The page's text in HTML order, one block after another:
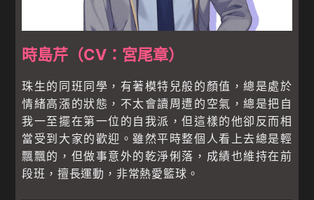
時島芹（CV：宮尾章）
珠生的同班同學，有著模特兒般的顏值，總是處於
情緒高漲的狀態，不太會讀周遭的空氣，總是把自
我一至擺在第一位的自我派，但這樣的他卻反而相
當受到大家的歡迎。雖然平時整個人看上去總是輕
飄飄的，但做事意外的乾淨俐落，成績也維持在前
段班，擅長運動，非常熱愛籃球。